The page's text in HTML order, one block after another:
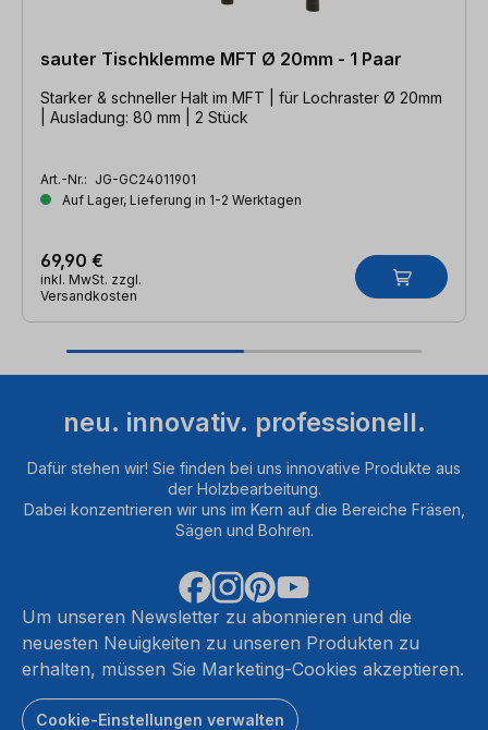
sauter Tischklemme MFT Ø 20mm - 1 Paar
Starker & schneller Halt im MFT | für Lochraster Ø 20mm
| Ausladung: 80 mm | 2 Stück
Art.-Nr.: JG-GC24011901
Auf Lager, Lieferung in 1-2 Werktagen
69,90 €
inkl. MwSt. zzgl.
Versandkosten
neu. innovativ. professionell.
Dafür stehen wir! Sie finden bei uns innovative Produkte aus
der Holzbearbeitung.
Dabei konzentrieren wir uns im Kern auf die Bereiche Fräsen,
Sägen und Bohren.
Um unseren Newsletter zu abonnieren und die
neuesten Neuigkeiten zu unseren Produkten zu
erhalten, müssen Sie Marketing-Cookies akzeptieren.
Cookie-Einstellungen verwalten